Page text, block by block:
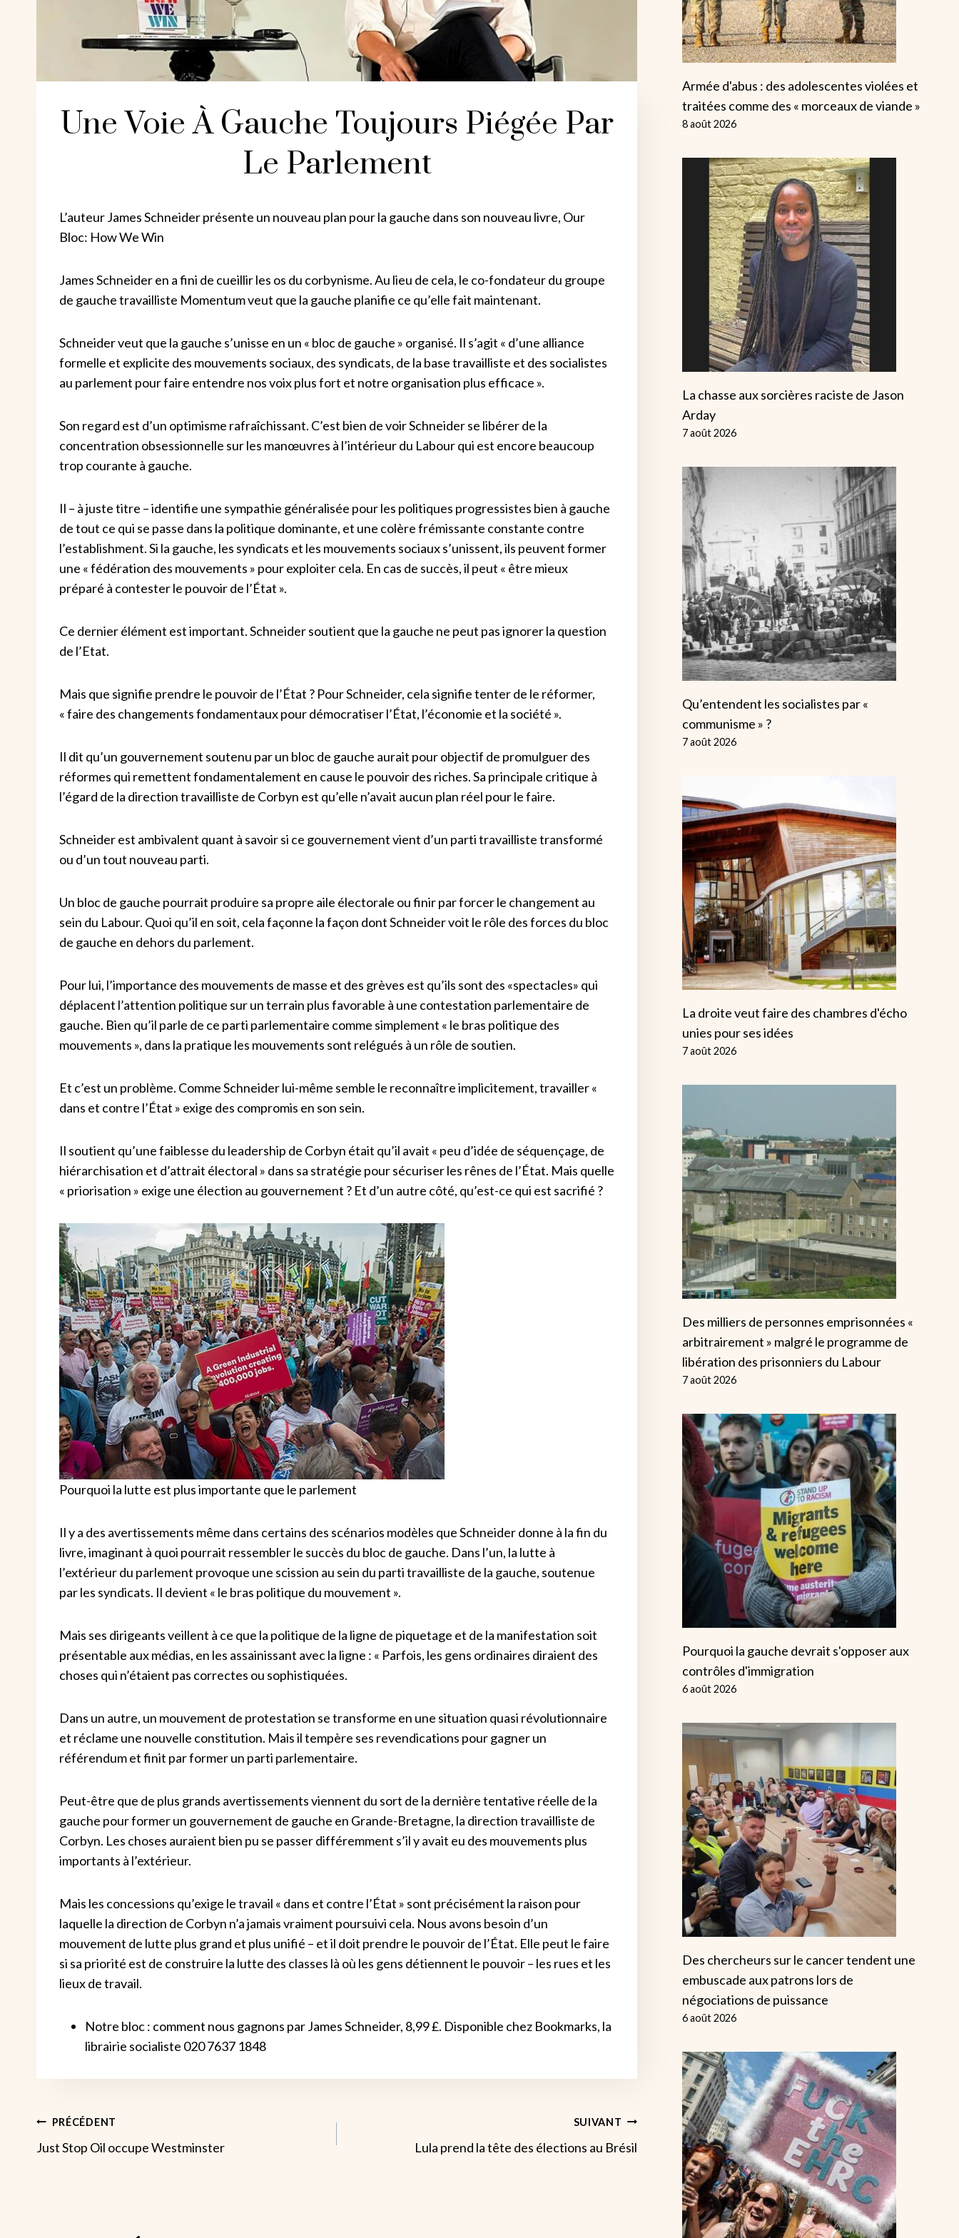
Une Voie À Gauche Toujours Piégée Par
Le Parlement
L’auteur James Schneider présente un nouveau plan pour la gauche dans son nouveau livre, Our
Bloc: How We Win
James Schneider en a fini de cueillir les os du corbynisme. Au lieu de cela, le co-fondateur du groupe
de gauche travailliste Momentum veut que la gauche planifie ce qu’elle fait maintenant.
Schneider veut que la gauche s’unisse en un « bloc de gauche » organisé. Il s’agit « d’une alliance
formelle et explicite des mouvements sociaux, des syndicats, de la base travailliste et des socialistes
au parlement pour faire entendre nos voix plus fort et notre organisation plus efficace ».
Son regard est d’un optimisme rafraîchissant. C’est bien de voir Schneider se libérer de la
concentration obsessionnelle sur les manœuvres à l’intérieur du Labour qui est encore beaucoup
trop courante à gauche.
Il – à juste titre – identifie une sympathie généralisée pour les politiques progressistes bien à gauche
de tout ce qui se passe dans la politique dominante, et une colère frémissante constante contre
l’establishment.Si la gauche, les syndicats et les mouvements sociaux s’unissent, ils peuvent former
une « fédération des mouvements » pour exploiter cela. En cas de succès, il peut « être mieux
préparé à contester le pouvoir de l’État ».
Ce dernier élément est important. Schneider soutient que la gauche ne peut pas ignorer la question
de l’Etat.
Mais que signifie prendre le pouvoir de l’État ? Pour Schneider, cela signifie tenter de le réformer,
« faire des changements fondamentaux pour démocratiser l’État, l’économie et la société ».
Il dit qu’un gouvernement soutenu par un bloc de gauche aurait pour objectif de promulguer des
réformes qui remettent fondamentalement en cause le pouvoir des riches.Sa principale critique à
l’égard de la direction travailliste de Corbyn est qu’elle n’avait aucun plan réel pour le faire.
Schneider est ambivalent quant à savoir si ce gouvernement vient d’un parti travailliste transformé
ou d’un tout nouveau parti.
Un bloc de gauche pourrait produire sa propre aile électorale ou finir par forcer le changement au
sein du Labour. Quoi qu’il en soit, cela façonne la façon dont Schneider voit le rôle des forces du bloc
de gauche en dehors du parlement.
Pour lui, l’importance des mouvements de masse et des grèves est qu’ils sont des «spectacles» qui
déplacent l’attention politique sur un terrain plus favorable à une contestation parlementaire de
gauche. Bien qu’il parle de ce parti parlementaire comme simplement « le bras politique des
mouvements », dans la pratique les mouvements sont relégués à un rôle de soutien.
Et c’est un problème. Comme Schneider lui-même semble le reconnaître implicitement, travailler «
dans et contre l’État » exige des compromis en son sein.
Il soutient qu’une faiblesse du leadership de Corbyn était qu’il avait « peu d’idée de séquençage, de
hiérarchisation et d’attrait électoral » dans sa stratégie pour sécuriser les rênes de l’État. Mais quelle
« priorisation » exige une élection au gouvernement ? Et d’un autre côté, qu’est-ce qui est sacrifié ?
Pourquoi la lutte est plus importante que le parlement
Il y a des avertissements même dans certains des scénarios modèles que Schneider donne à la fin du
livre, imaginant à quoi pourrait ressembler le succès du bloc de gauche. Dans l’un, la lutte à
l’extérieur du parlement provoque une scission au sein du parti travailliste de la gauche, soutenue
par les syndicats. Il devient « le bras politique du mouvement ».
Mais ses dirigeants veillent à ce que la politique de la ligne de piquetage et de la manifestation soit
présentable aux médias, en les assainissant avec la ligne : « Parfois, les gens ordinaires diraient des
choses qui n’étaient pas correctes ou sophistiquées.
Dans un autre, un mouvement de protestation se transforme en une situation quasi révolutionnaire
et réclame une nouvelle constitution. Mais il tempère ses revendications pour gagner un
référendum et finit par former un parti parlementaire.
Peut-être que de plus grands avertissements viennent du sort de la dernière tentative réelle de la
gauche pour former un gouvernement de gauche en Grande-Bretagne, la direction travailliste de
Corbyn. Les choses auraient bien pu se passer différemment s’il y avait eu des mouvements plus
importants à l’extérieur.
Mais les concessions qu’exige le travail « dans et contre l’État » sont précisément la raison pour
laquelle la direction de Corbyn n’a jamais vraiment poursuivi cela. Nous avons besoin d’un
mouvement de lutte plus grand et plus unifié – et il doit prendre le pouvoir de l’État. Elle peut le faire
si sa priorité est de construire la lutte des classes là où les gens détiennent le pouvoir – les rues et les
lieux de travail.
Notre bloc : comment nous gagnons par James Schneider, 8,99 £. Disponible chez Bookmarks, la
librairie socialiste 020 7637 1848
Navigation
PRÉCÉDENT
Just Stop Oil occupe Westminster
SUIVANT
Lula prend la tête des élections au Brésil
Armée d'abus : des adolescentes violées et
traitées comme des « morceaux de viande »
8 août 2026
La chasse aux sorcières raciste de Jason
Arday
7 août 2026
Qu’entendent les socialistes par «
communisme » ?
7 août 2026
La droite veut faire des chambres d'écho
unies pour ses idées
7 août 2026
Des milliers de personnes emprisonnées «
arbitrairement » malgré le programme de
libération des prisonniers du Labour
7 août 2026
Pourquoi la gauche devrait s'opposer aux
contrôles d'immigration
6 août 2026
Des chercheurs sur le cancer tendent une
embuscade aux patrons lors de
négociations de puissance
6 août 2026